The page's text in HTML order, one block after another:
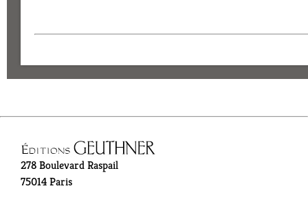
278 Boulevard Raspail
75014 Paris